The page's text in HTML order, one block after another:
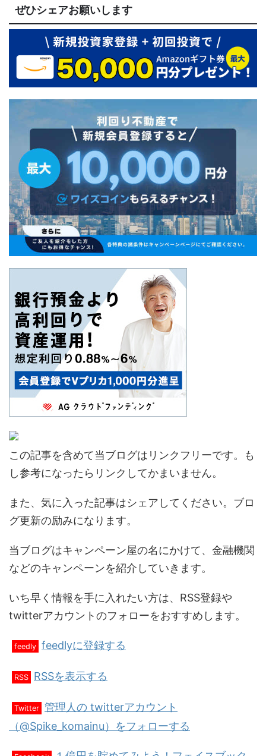
ぜひシェアお願いします
この記事を含めて当ブログはリンクフリーです。も
し参考になったらリンクしてかまいません。
また、気に入った記事はシェアしてください。ブロ
グ更新の励みになります。
当ブログはキャンペーン屋の名にかけて、金融機関
などのキャンペーンを紹介していきます。
いち早く情報を手に入れたい方は、RSS登録や
twitterアカウントのフォローをおすすめします。
feedly feedlyに登録する
RSS RSSを表示する
Twitter 管理人の twitterアカウント
（@Spike_komainu）をフォローする